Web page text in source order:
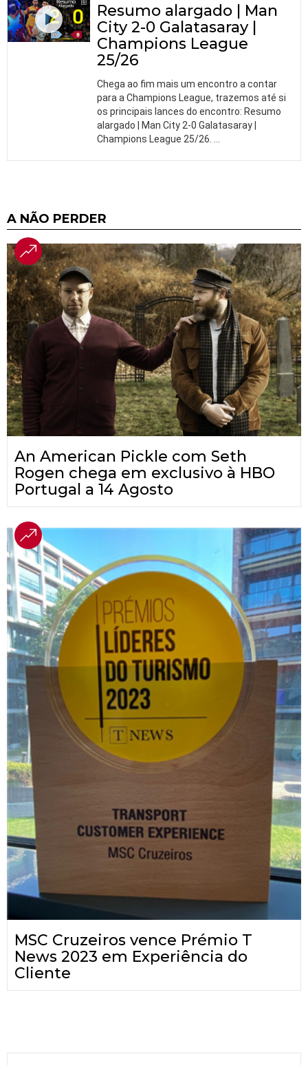
Resumo alargado | Man
City 2-0 Galatasaray |
Champions League
25/26
Chega ao fim mais um encontro a contar
para a Champions League, trazemos até si
os principais lances do encontro: Resumo
alargado | Man City 2-0 Galatasaray |
Champions League 25/26.
A NÃO PERDER
An American Pickle com Seth
Rogen chega em exclusivo à HBO
Portugal a 14 Agosto
MSC Cruzeiros vence Prémio T
News 2023 em Experiência do
Cliente